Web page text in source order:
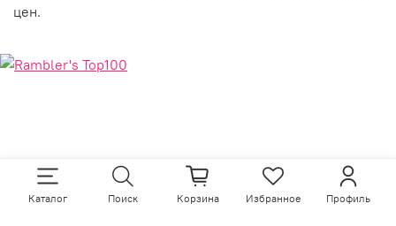
цен.
Каталог Поиск Корзина Избранное Профиль